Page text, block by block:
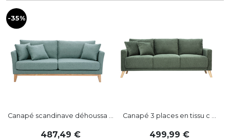
-35%
Canapé scandinave déhoussa ...
487,49
Canapé 3 places en tissu c ...
499,99